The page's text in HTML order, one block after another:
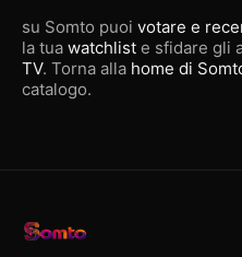
su Somto puoi votare e
la tua watchlist e sfidare gli
TV. Torna alla home di
catalogo.